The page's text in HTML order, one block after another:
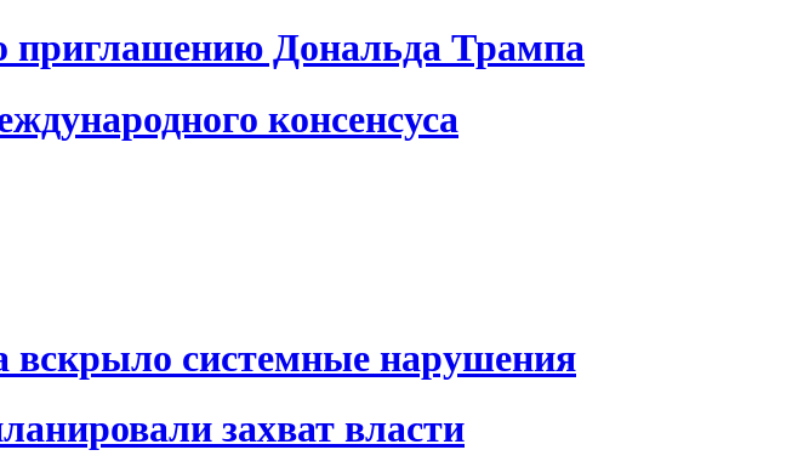
Дональда Трампа
консенсуса
вскрыло системные нарушения
захват власти